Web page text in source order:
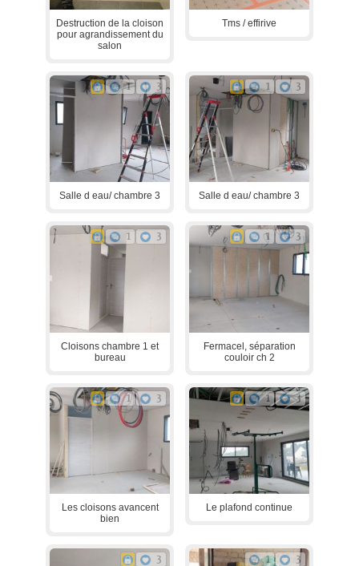
Destruction de la cloison
pour agrandissement du
salon
Tms / effirive
1 3
Salle d eau/ chambre 3
1 3
Salle d eau/ chambre 3
1 3
Cloisons chambre 1 et
bureau
1 3
Fermacel, séparation
couloir ch 2
1 3
Les cloisons avancent
bien
1 3
Le plafond continue
3 1 3